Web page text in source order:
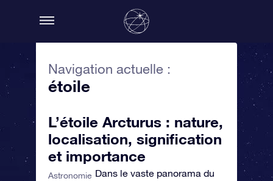
Navigation actuelle :
étoile
L’étoile Arcturus : nature,
localisation, signification
et importance
Astronomie Dans le vaste panorama du